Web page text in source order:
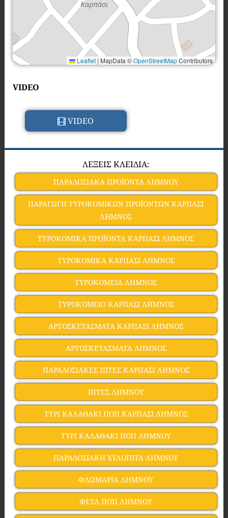
Leaflet | MapData ©OpenStreetMapContributors
VIDEO
VIDEO
ΛΕΞΕΙΣ ΚΛΕΙΔΙΑ:
ΠΑΡΑΔΟΣΙΑΚΑ ΠΡΟΪΟΝΤΑ ΛΗΜΝΟΥ
ΠΑΡΑΓΩΓΗ ΤΥΡΟΚΟΜΙΚΩΝ ΠΡΟΪΟΝΤΩΝ ΚΑΡΠΑΣΙ
ΛΗΜΝΟΣ
ΤΥΡΟΚΟΜΙΚΑ ΠΡΟΪΟΝΤΑ ΚΑΡΠΑΣΙ ΛΗΜΝΟΣ
ΤΥΡΟΚΟΜΙΚΑ ΚΑΡΠΑΣΙ ΛΗΜΝΟΣ
ΤΥΡΟΚΟΜΕΙΑ ΛΗΜΝΟΣ
ΤΥΡΟΚΟΜΕΙΟ ΚΑΡΠΑΣΙ ΛΗΜΝΟΣ
ΑΡΤΟΣΚΕΥΑΣΜΑΤΑ ΚΑΡΠΑΣΙ ΛΗΜΝΟΣ
ΑΡΤΟΣΚΕΥΑΣΜΑΤΑ ΛΗΜΝΟΣ
ΠΑΡΑΔΟΣΙΑΚΕΣ ΠΙΤΕΣ ΚΑΡΠΑΣΙ ΛΗΜΝΟΣ
ΠΙΤΕΣ ΛΗΜΝΟΥ
ΤΥΡΙ ΚΑΛΑΘΑΚΙ ΠΟΠ ΚΑΡΠΑΣΙ ΛΗΜΝΟΣ
ΤΥΡΙ ΚΑΛΑΘΑΚΙ ΠΟΠ ΛΗΜΝΟΥ
ΠΑΡΑΔΟΣΙΑΚΗ ΧΥΛΟΠΙΤΑ ΛΗΜΝΟΥ
ΦΛΩΜΑΡΙΑ ΛΗΜΝΟΥ
ΦΕΤΑ ΠΟΠ ΛΗΜΝΟΥ